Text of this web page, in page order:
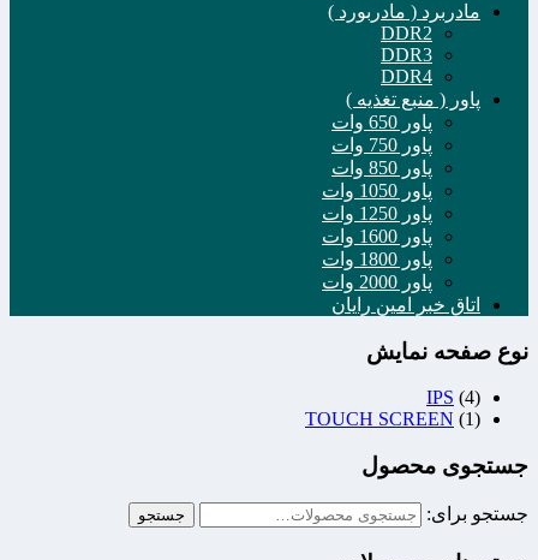
مادربرد ( مادربورد )
DDR2
DDR3
DDR4
پاور ( منبع تغذیه )
پاور 650 وات
پاور 750 وات
پاور 850 وات
پاور 1050 وات
پاور 1250 وات
پاور 1600 وات
پاور 1800 وات
پاور 2000 وات
اتاق خبر امین رایان
نوع صفحه نمایش
IPS (4)
TOUCH SCREEN (1)
جستجوی محصول
جستجو برای: جستجو